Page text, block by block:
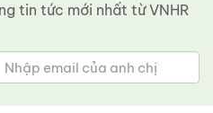
tin tức mới nhất từ ​​VNHR